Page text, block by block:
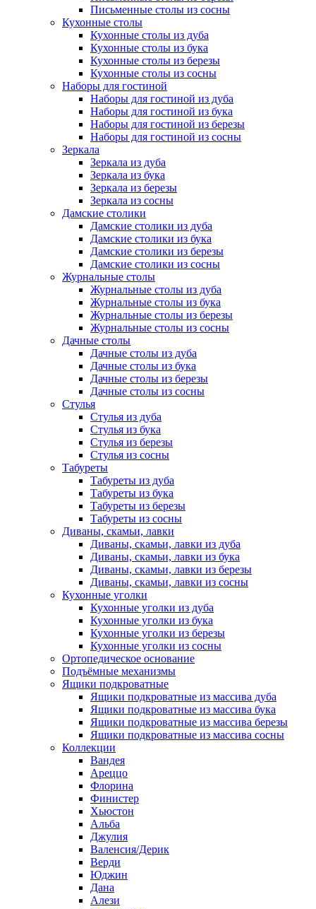
Письменные столы из сосны
Кухонные столы
Кухонные столы из дуба
Кухонные столы из бука
Кухонные столы из березы
Кухонные столы из сосны
Наборы для гостиной
Наборы для гостиной из дуба
Наборы для гостиной из бука
Наборы для гостиной из березы
Наборы для гостиной из сосны
Зеркала
Зеркала из дуба
Зеркала из бука
Зеркала из березы
Зеркала из сосны
Дамские столики
Дамские столики из дуба
Дамские столики из бука
Дамские столики из березы
Дамские столики из сосны
Журнальные столы
Журнальные столы из дуба
Журнальные столы из бука
Журнальные столы из березы
Журнальные столы из сосны
Дачные столы
Дачные столы из дуба
Дачные столы из бука
Дачные столы из березы
Дачные столы из сосны
Стулья
Стулья из дуба
Стулья из бука
Стулья из березы
Стулья из сосны
Табуреты
Табуреты из дуба
Табуреты из бука
Табуреты из березы
Табуреты из сосны
Диваны, скамьи, лавки
Диваны, скамьи, лавки из дуба
Диваны, скамьи, лавки из бука
Диваны, скамьи, лавки из березы
Диваны, скамьи, лавки из сосны
Кухонные уголки
Кухонные уголки из дуба
Кухонные уголки из бука
Кухонные уголки из березы
Кухонные уголки из сосны
Ортопедическое основание
Подъёмные механизмы
Ящики подкроватные
Ящики подкроватные из массива дуба
Ящики подкроватные из массива бука
Ящики подкроватные из массива березы
Ящики подкроватные из массива сосны
Коллекции
Вандея
Ареццо
Флорина
Финистер
Хьюстон
Альба
Джулия
Валенсия/Дерик
Верди
Юджин
Дана
Алези